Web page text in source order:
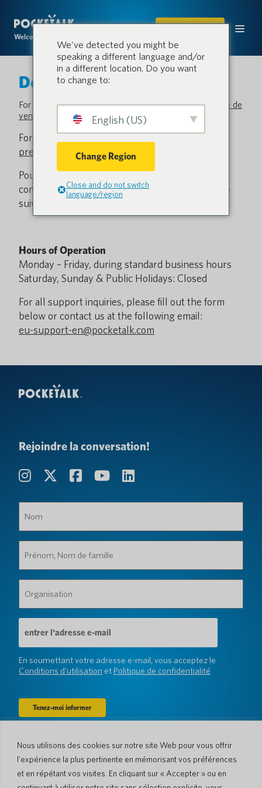
Nous utilisons des cookies sur notre site Web pour vous offrir
l'expérience la plus pertinente en mémorisant vos préférences
et en répétant vos visites. En cliquant sur « Accepter » ou en
Welcome to the conversation.
ACHETER
Demande
For all business sale inquiries, please visit ourDemande de
vente
For all media inquiries, please contact us at
press@pocketalk.com
Pour toute demande de renseignements
commerciaux, veuillez nous contacter à l'adresse
suivante
Hours of Operation
Monday – Friday, during standard business hours
Saturday, Sunday & Public Holidays: Closed
For all support inquiries, please fill out the form
below or contact us at the following email:
eu-support-en@pocketalk.com
Rejoindre la conversation!
(Obligatoire)
Nom
de
famille
(Obligatoire)
(Obligatoire)
Adresse
e-
mail
(Obligatoire)
En soumettant votre adresse e-mail, vous acceptez le
Conditions d'utilisation et Politique de confidentialité
Entreprise
À propos de nous
Langues et pays
Actualités
#AllSpokenHere
We've detected you might be
speaking a different language and/or
in a different location. Do you want
to change to:
English (US)
Change Region
Close and do not switch
language/region